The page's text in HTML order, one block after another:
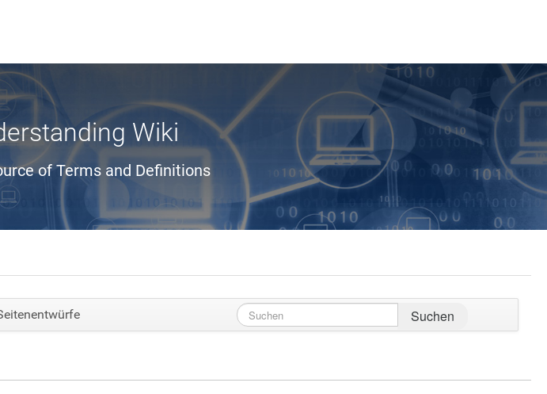
Wiki
of Terms and Definitions
Suchen